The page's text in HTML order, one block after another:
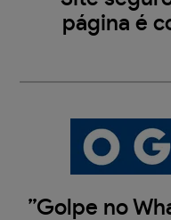
página é
”Golpe no